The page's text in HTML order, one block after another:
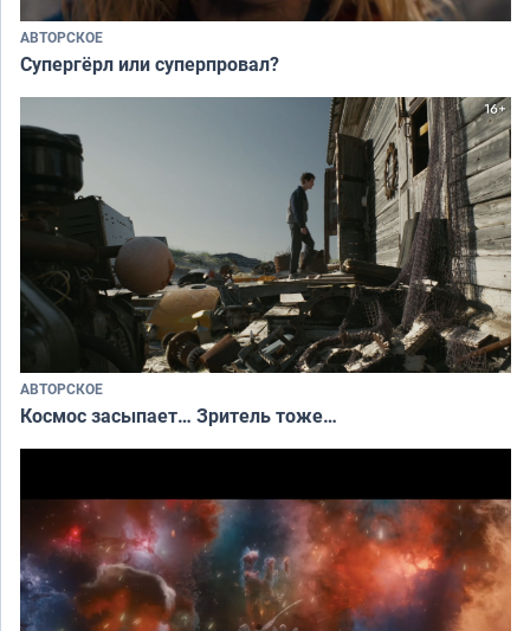
АВТОРСКОЕ
Супергёрл или суперпровал?
АВТОРСКОЕ
Космос засыпает… Зритель тоже…